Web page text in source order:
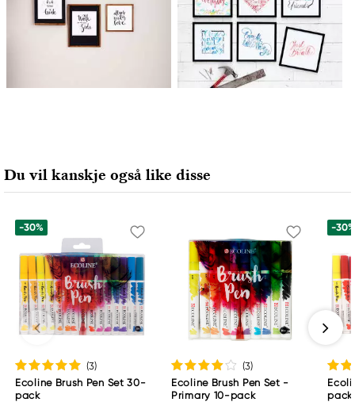
Du vil kanskje også like disse
-30%
(3)
Ecoline Brush Pen Set 30-
pack
(3)
Ecoline Brush Pen Set -
Primary 10-pack
-
pack